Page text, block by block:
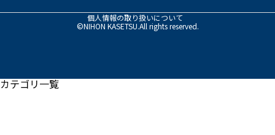
個人情報の取り扱いについて
©NIHON KASETSU.All rights reserved.
カテゴリ一覧